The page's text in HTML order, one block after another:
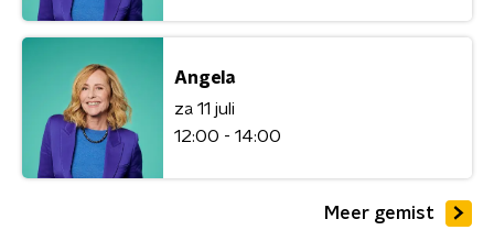
Angela
za 11 juli
12:00 - 14:00
Meer gemist